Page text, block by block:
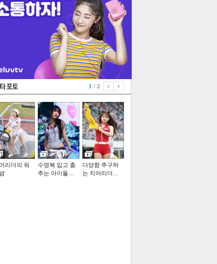
1 / 2
리더의 워
수영복 입고 춤
추는 아이돌…
다양함 추구하
는 치어리더…